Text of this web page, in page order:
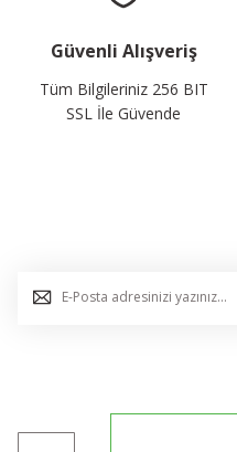
Güvenli Alışveriş
Tüm Bilgileriniz 256 BIT
SSL İle Güvende